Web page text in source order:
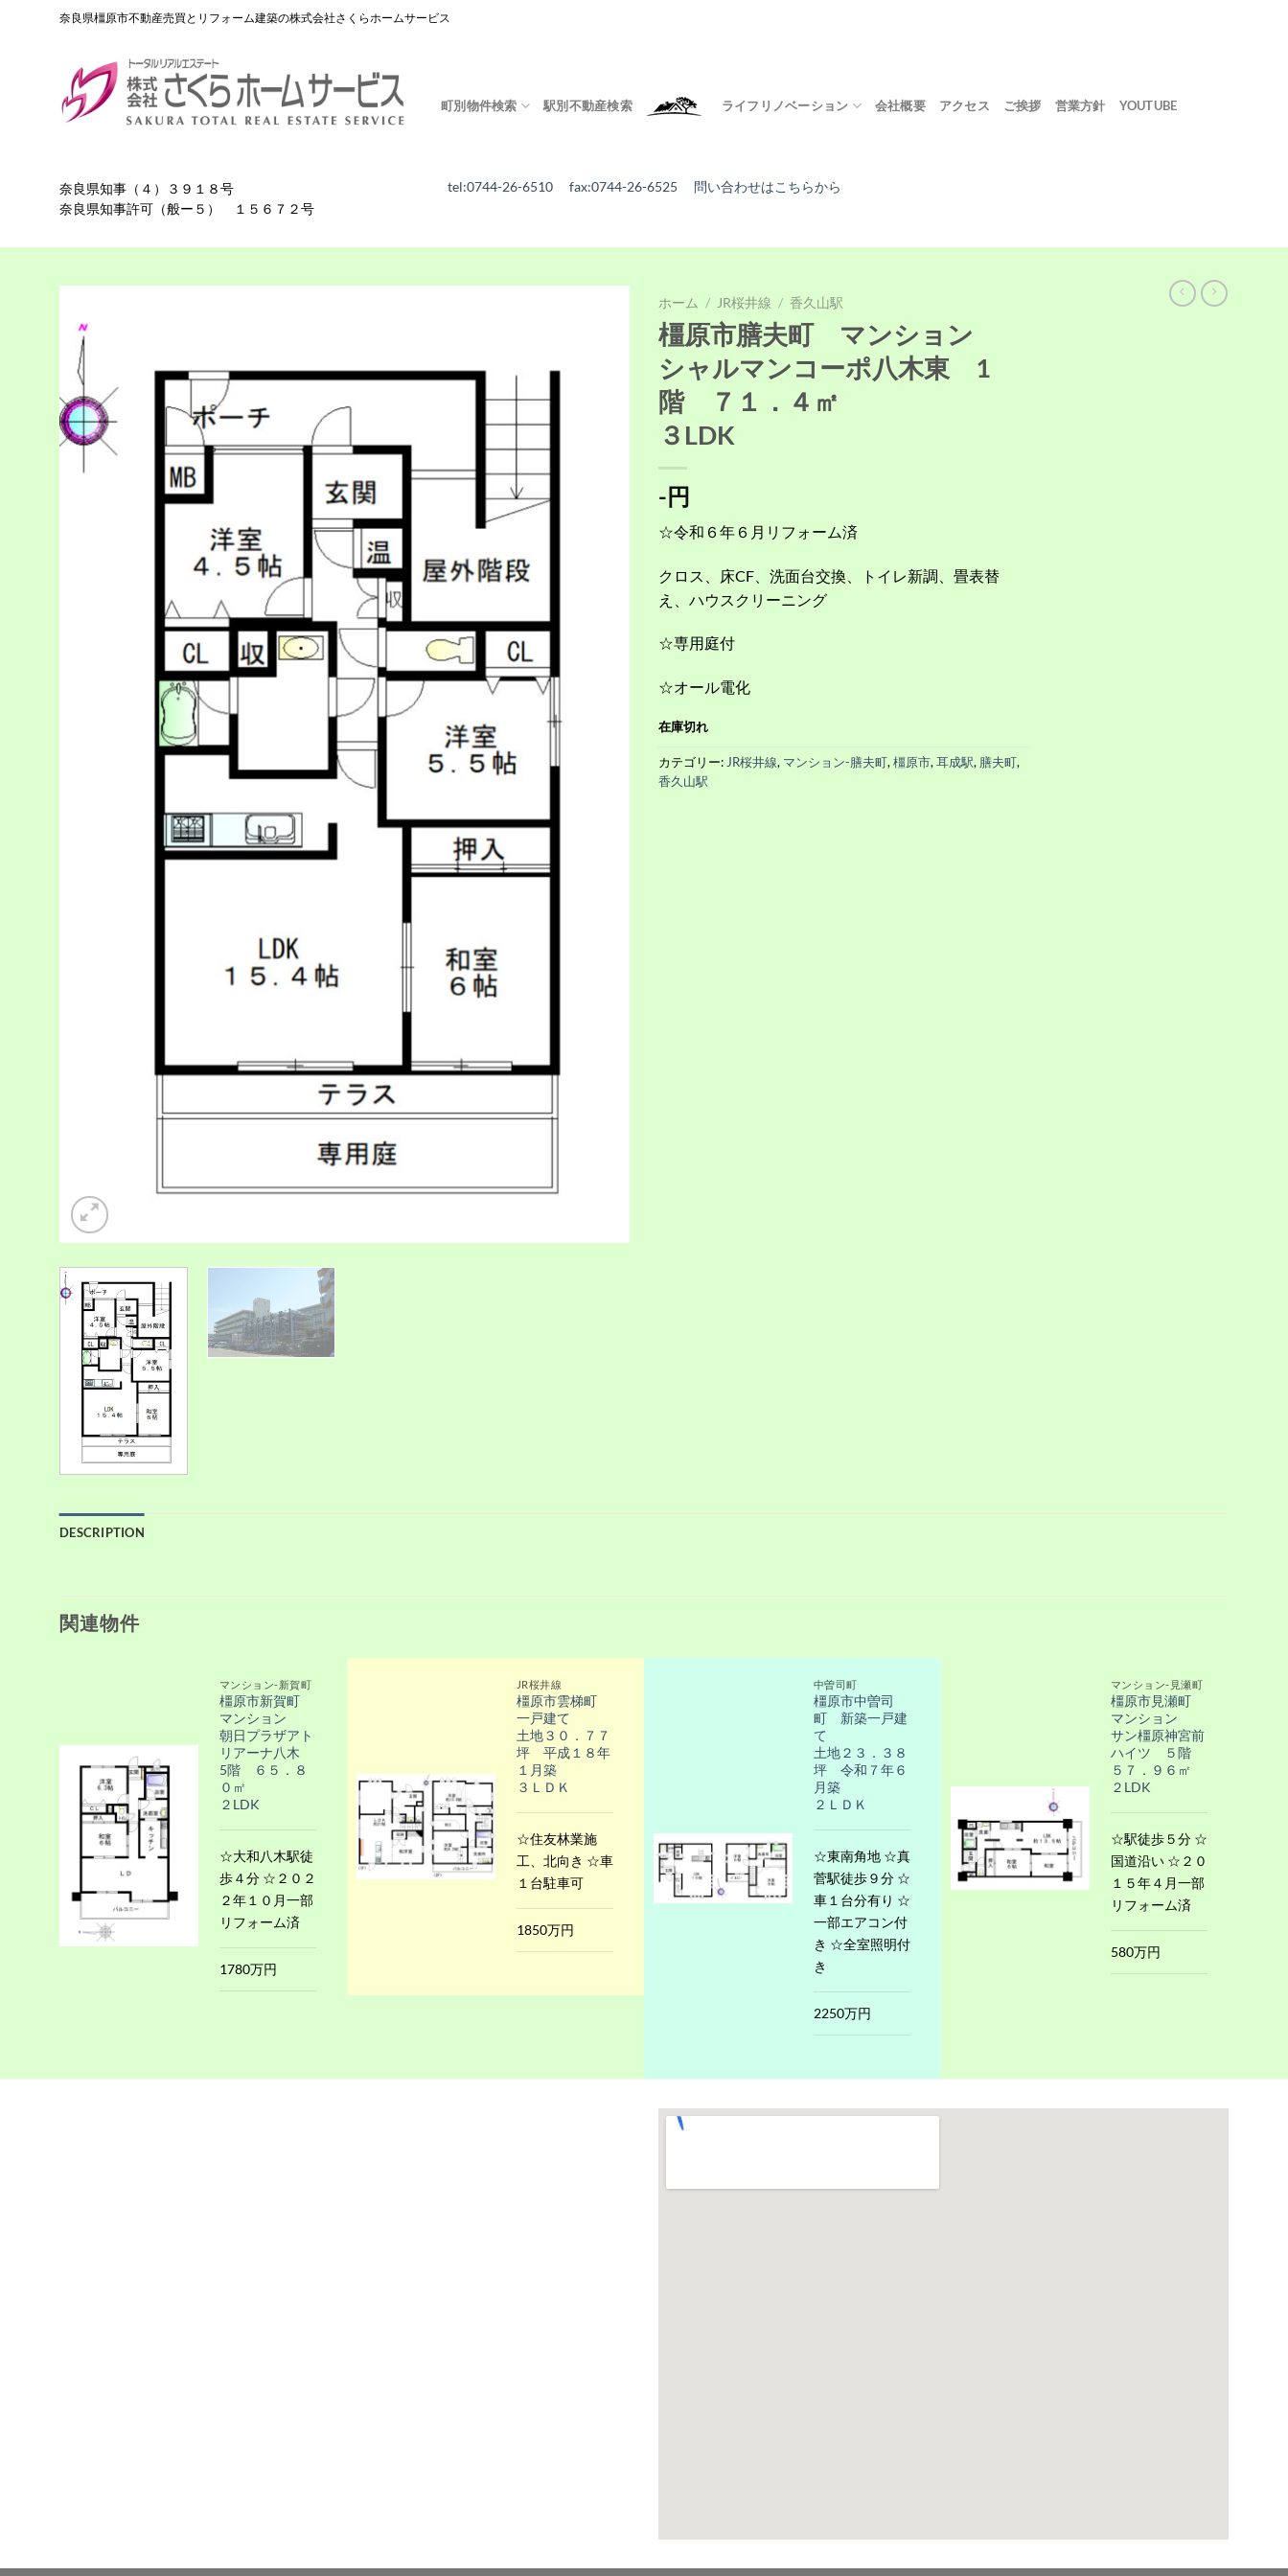
奈良県橿原市不動産売買とリフォーム建築の株式会社さくらホームサービス
町別物件検索 駅別不動産検索 ライフリノベーション 会社概要 アクセス ご挨拶 営業方針 YOUTUBE
tel:0744-26-6510 fax:0744-26-6525 問い合わせはこちらから
奈良県知事（４）３９１８号
奈良県知事許可（般ー５） １５６７２号
ホーム / JR桜井線 / 香久山駅
橿原市膳夫町 マンション
シャルマンコーポ八木東 1
階 ７１．４㎡
３LDK
-円
☆令和６年６月リフォーム済
クロス、床CF、洗面台交換、トイレ新調、畳表替
え、ハウスクリーニング
☆専用庭付
☆オール電化
在庫切れ
カテゴリー: JR桜井線, マンション-膳夫町, 橿原市, 耳成駅, 膳夫町,
香久山駅
DESCRIPTION
関連物件
マンション-新賀町
橿原市新賀町
マンション
朝日プラザアト
リアーナ八木
5階 ６５．８
０㎡
２LDK
☆大和八木駅徒
歩４分 ☆２０２
２年１０月一部
リフォーム済
1780万円
JR桜井線
橿原市雲梯町
一戸建て
土地３０．７７
坪 平成１８年
１月築
３ＬＤＫ
☆住友林業施
工、北向き ☆車
１台駐車可
1850万円
中曽司町
橿原市中曽司
町 新築一戸建
て
土地２３．３８
坪 令和７年６
月築
２ＬＤＫ
☆東南角地 ☆真
菅駅徒歩９分 ☆
車１台分有り ☆
一部エアコン付
き ☆全室照明付
き
2250万円
マンション-見瀬町
橿原市見瀬町
マンション
サン橿原神宮前
ハイツ ５階
５７．９６㎡
２LDK
☆駅徒歩５分 ☆
国道沿い ☆２０
１５年４月一部
リフォーム済
580万円